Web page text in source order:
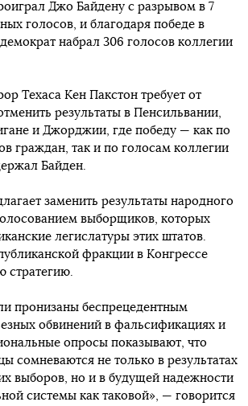
Джо Байдену с разрывом в 7
голосов, и благодаря победе в
набрал 306 голосов коллегии
Техаса Кен Пакстон требует от
результаты в Пенсильвании,
и Джорджии, где победу — как по
граждан, так и по голосам коллегии
Байден.
заменить результаты народного
выборщиков, которых
легислатуры этих штатов.
фракции в Конгрессе
стратегию.
пронизаны беспрецедентным
обвинений в фальсификациях и
опросы показывают, что
сомневаются не только в результатах
выборов, но и в будущей надежности
системы как таковой», — говорится